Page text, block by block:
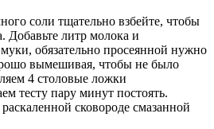
соли тщательно взбейте, чтобы
Добавьте литр молока и
обязательно просеянной нужно
вымешивая, чтобы не было
4 столовые ложки
тесту пару минут постоять.
сковороде смазанной